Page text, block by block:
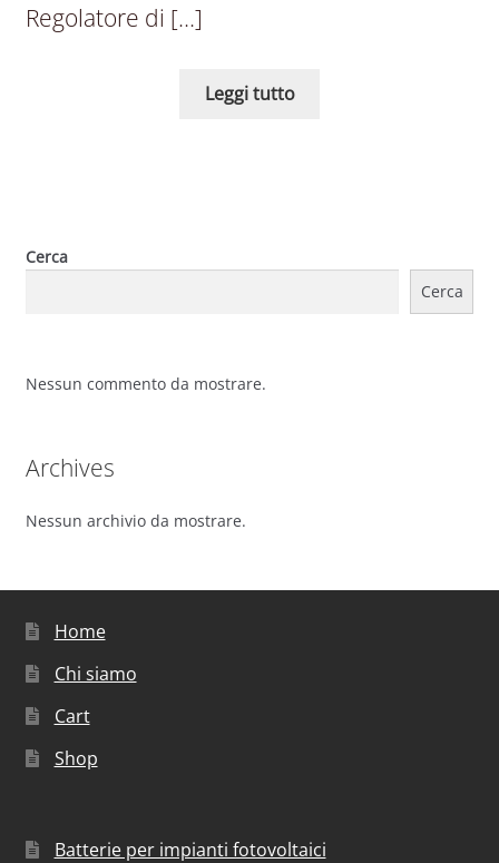
Regolatore di […]
Leggi tutto
Cerca
Cerca
Nessun commento da mostrare.
Archives
Nessun archivio da mostrare.
Home
Chi siamo
Cart
Shop
Batterie per impianti fotovoltaici